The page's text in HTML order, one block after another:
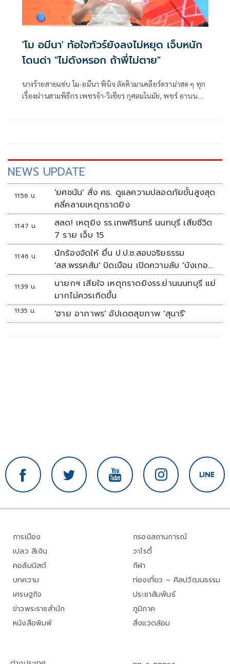
'โม อมีนา' ท้อใจทัวร์ยังลงไม่หยุด เจ็บหนัก
โดนด่า "ไม่ดังหรอก ถ้าพี่ไม่ตาย"
นางร้ายสายแซ่บ โม-อมีนา พินิจ ลัดคิวมาเคลียร์ดราม่าสด ๆ ทุก
เรื่องผ่านสามพิธีกร เพชรจ้า-วิเชียร กุศลมโนมัย, พชร์ อานนท์
NEWS UPDATE
11:56 น.
'ยศชนัน' สั่ง ศธ. ดูแลความปลอดภัยขั้นสูงสุด
คลี่คลายเหตุกราดยิง
11:47 น.
สลด! เหตุยิง รร.เทพศิรินทร์ นนทบุรี เสียชีวิต
7 ราย เจ็บ 15
11:46 น.
นักร้องจัดให้ ยื่น ป.ป.ช.สอบจริยธรรม
'สส.พรรคส้ม' บิดเบือน เปิดความลับ 'บังเกอร์
ทหาร'
11:39 น.
นายกฯ เสียใจ เหตุกราดยิงรร.ย่านนนทบุรี แย่
มากไม่ควรเกิดขึ้น
11:35 น. 'ฮาย อาภาพร' อัปเดตสุขภาพ 'สุนารี'
การเมือง
เปลว สีเงิน
คอลัมนิสต์
บทความ
เศรษฐกิจ
ข่าวพระราชสำนัก
หนังสือพิมพ์
กรองสถานการณ์
วาไรตี้
กีฬา
ท่องเที่ยว – ศิลปวัฒนธรรม
ประชาสัมพันธ์
ภูมิภาค
สิ่งแวดล้อม